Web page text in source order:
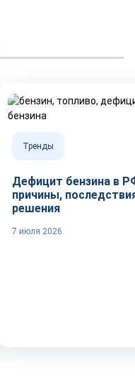
Тренды
Дефицит бензина в
причины,
решения
7 июля 2026